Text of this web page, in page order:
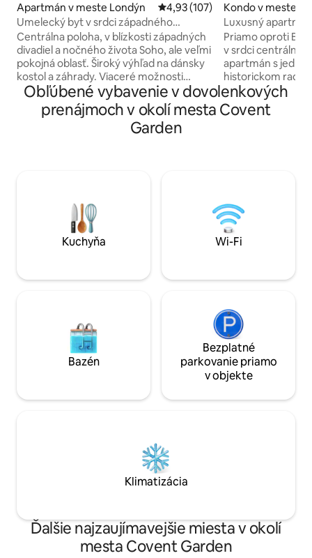
Apartmán v meste Londýn Priemerné ohodnotenie 4,93 z
4,93 (107)
Umelecký byt v srdci západného
Londýna
Centrálna poloha, v blízkosti západných
divadiel a nočného života Soho, ale veľmi
pokojná oblasť. Široký výhľad na dánsky
kostol a záhrady. Viaceré možnosti
verejnej dopravy. Zabezpečená budova
a vchod. Dame j Urobte priestor svojím
vlastným, hoci Dylan je k dispozícii pre
tretia osoba bude spať na rohovej
pohovke v obývacej izbe.
Kondo v meste
don
Luxusný
terasou
Priamo oproti
v srdci
apartmán s
historickom
19. storočia. Ultra-prime St. James 's
Park, 10 minút
parlamentu, Big
obývačke alebo
výberu).
Obľúbené vybavenie v dovolenkových
prenájmoch v okolí mesta Covent
Garden
Kuchyňa Wi-Fi
Bazén
Bezplatné
parkovanie priamo
v objekte
Klimatizácia
Ďalšie najzaujímavejšie miesta v okolí
mesta Covent Garden